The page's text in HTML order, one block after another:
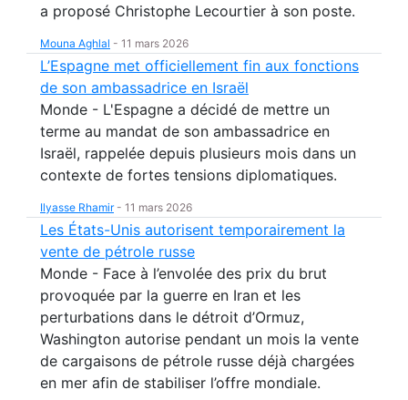
a proposé Christophe Lecourtier à son poste.
Mouna Aghlal - 11 mars 2026
L’Espagne met officiellement fin aux fonctions
de son ambassadrice en Israël
Monde - L'Espagne a décidé de mettre un
terme au mandat de son ambassadrice en
Israël, rappelée depuis plusieurs mois dans un
contexte de fortes tensions diplomatiques.
Ilyasse Rhamir- 11 mars 2026
Les États-Unis autorisent temporairement la
vente de pétrole russe
Monde - Face à l’envolée des prix du brut
provoquée par la guerre en Iran et les
perturbations dans le détroit d’Ormuz,
Washington autorise pendant un mois la vente
de cargaisons de pétrole russe déjà chargées
en mer afin de stabiliser l’offre mondiale.